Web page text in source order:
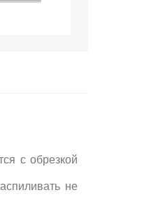
с обрезкой
не